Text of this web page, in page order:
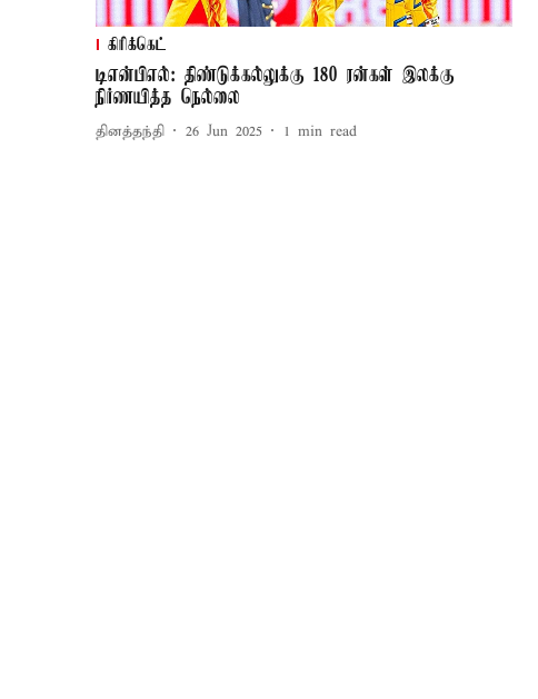
கிரிக்கெட்
டிஎன்பிஎல்: திண்டுக்கல்லுக்கு 180 ரன்கள் இலக்கு
நிர்ணயித்த நெல்லை
தினத்தந்தி 26 Jun 2025 1 min read